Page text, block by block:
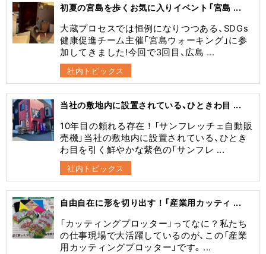
初夏の宮島を歩くお気に入りイベント「宮島 ...
大蔵プロセスでは恒例になりつつある、SDGs
健康促進チーム主催「宮島ウォーキング」に参
加してきました!今回で3回目、広島 ...
社内トピックス
当社の敷地内に設置されている、ひときわ目 ...
10年目の頼れる存在！「サンフレッチェ自動販
売機」当社の敷地内に設置されている、ひとき
わ目を引く鮮やかな紫色の「サンフレ ...
社内トピックス
自由自在に形を切り出す！「産業用カッティ ...
​「カッティングプロッター」ってなに？​私たち
の仕事現場で大活躍しているのが、この「産業
用カッティングプロッター」です。 ...